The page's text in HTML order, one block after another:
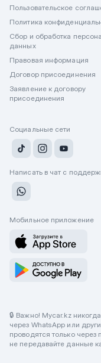
Пользовательское
Политика
Сбор и обработка
данных
Правовая информация
Договор присоединения
Заявление к договору
присоединения
Социальные сети
Написать в чат с
Мобильное приложение
🔒 Важно! Mycar.kz
через WhatsApp или
проводятся только
не передавайте данные